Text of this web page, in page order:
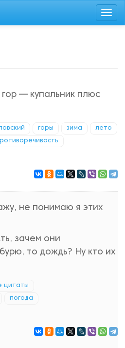
— купальник плюс
горы зима лето
не понимаю я этих
зачем они
то дождь? Ну кто их
цитаты
погода